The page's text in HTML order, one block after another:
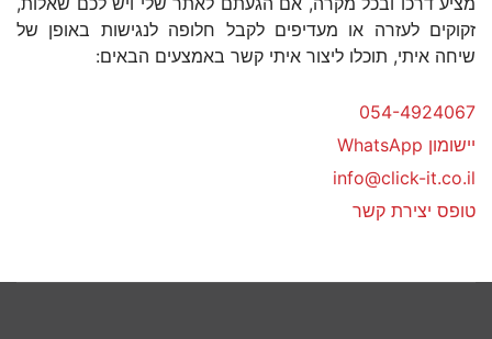
זקוקים לעזרה או מעדיפים לקבל חלופה לנגישות באופן של
שיחה איתי, תוכלו ליצור איתי קשר באמצעים הבאים:
054-4924067
יישומון WhatsApp
טופס יצירת קשר